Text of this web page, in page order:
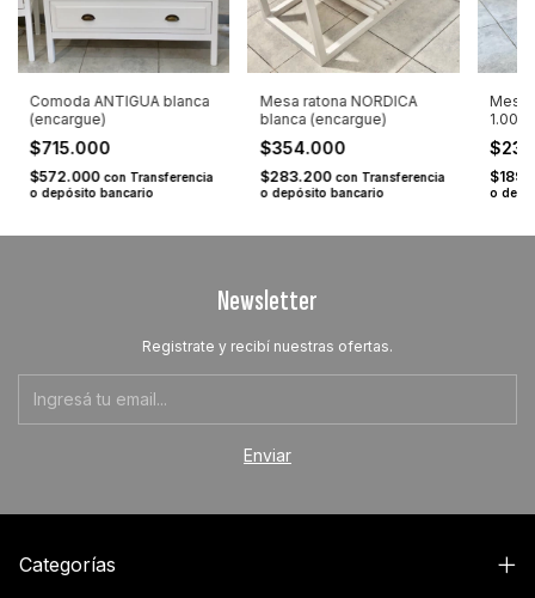
Comoda ANTIGUA blanca
(encargue)
$715.000
$572.000 con Transferencia
o depósito bancario
Mesa ratona NORDICA
blanca (encargue)
$354.000
$283.200 con Transferencia
o depósito bancario
Mesa
1.00
o
Newsletter
Registrate y recibí nuestras ofertas.
Categorías